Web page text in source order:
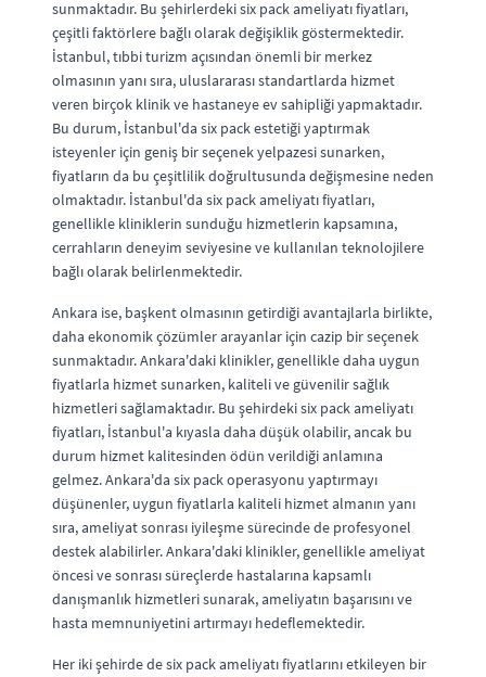
sunmaktadır. Bu şehirlerdeki six pack ameliyatı fiyatları,
çeşitli faktörlere bağlı olarak değişiklik göstermektedir.
İstanbul, tıbbi turizm açısından önemli bir merkez
olmasının yanı sıra, uluslararası standartlarda hizmet
veren birçok klinik ve hastaneye ev sahipliği yapmaktadır.
Bu durum, İstanbul'da six pack estetiği yaptırmak
isteyenler için geniş bir seçenek yelpazesi sunarken,
fiyatların da bu çeşitlilik doğrultusunda değişmesine neden
olmaktadır. İstanbul'da six pack ameliyatı fiyatları,
genellikle kliniklerin sunduğu hizmetlerin kapsamına,
cerrahların deneyim seviyesine ve kullanılan teknolojilere
bağlı olarak belirlenmektedir.
Ankara ise, başkent olmasının getirdiği avantajlarla birlikte,
daha ekonomik çözümler arayanlar için cazip bir seçenek
sunmaktadır. Ankara'daki klinikler, genellikle daha uygun
fiyatlarla hizmet sunarken, kaliteli ve güvenilir sağlık
hizmetleri sağlamaktadır. Bu şehirdeki six pack ameliyatı
fiyatları, İstanbul'a kıyasla daha düşük olabilir, ancak bu
durum hizmet kalitesinden ödün verildiği anlamına
gelmez. Ankara'da six pack operasyonu yaptırmayı
düşünenler, uygun fiyatlarla kaliteli hizmet almanın yanı
sıra, ameliyat sonrası iyileşme sürecinde de profesyonel
destek alabilirler. Ankara'daki klinikler, genellikle ameliyat
öncesi ve sonrası süreçlerde hastalarına kapsamlı
danışmanlık hizmetleri sunarak, ameliyatın başarısını ve
hasta memnuniyetini artırmayı hedeflemektedir.
Her iki şehirde de six pack ameliyatı fiyatlarını etkileyen bir